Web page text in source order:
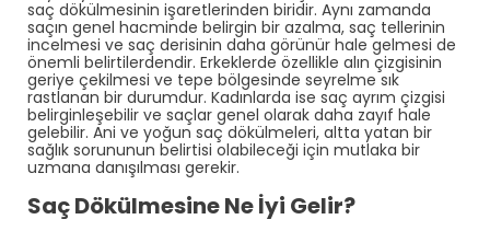
saç dökülmesinin işaretlerinden biridir. Aynı zamanda
saçın genel hacminde belirgin bir azalma, saç tellerinin
incelmesi ve saç derisinin daha görünür hale gelmesi de
önemli belirtilerdendir. Erkeklerde özellikle alın çizgisinin
geriye çekilmesi ve tepe bölgesinde seyrelme sık
rastlanan bir durumdur. Kadınlarda ise saç ayrım çizgisi
belirginleşebilir ve saçlar genel olarak daha zayıf hale
gelebilir. Ani ve yoğun saç dökülmeleri, altta yatan bir
sağlık sorununun belirtisi olabileceği için mutlaka bir
uzmana danışılması gerekir.
Saç Dökülmesine Ne İyi Gelir?